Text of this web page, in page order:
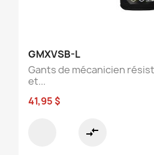
GMXVSB-L
Gants de mécanicien
et...
41,95 $
compare_arrows